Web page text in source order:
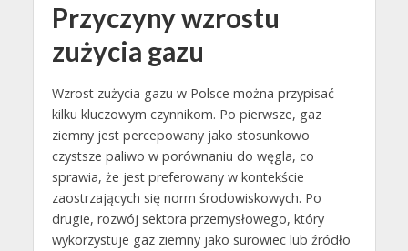
Przyczyny wzrostu
zużycia gazu
Wzrost zużycia gazu w Polsce można przypisać
kilku kluczowym czynnikom. Po pierwsze, gaz
ziemny jest percepowany jako stosunkowo
czystsze paliwo w porównaniu do węgla, co
sprawia, że jest preferowany w kontekście
zaostrzających się norm środowiskowych. Po
drugie, rozwój sektora przemysłowego, który
wykorzystuje gaz ziemny jako surowiec lub źródło